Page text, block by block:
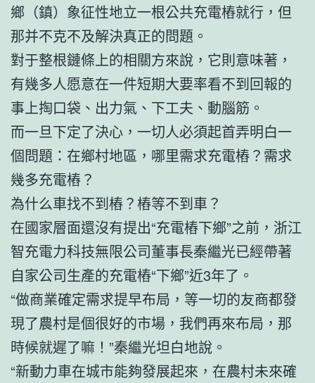
鄉（鎮）象征性地立一根公共充電樁就行，但
那并不克不及解決真正的問題。
對于整根鏈條上的相關方來說，它則意味著，
有幾多人愿意在一件短期大要率看不到回報的
事上掏口袋、出力氣、下工夫、動腦筋。
而一旦下定了決心，一切人必須起首弄明白一
個問題：在鄉村地區，哪里需求充電樁？需求
幾多充電樁？
為什么車找不到樁？樁等不到車？
在國家層面還沒有提出“充電樁下鄉”之前，浙江
智充電力科技無限公司董事長秦繼光已經帶著
自家公司生產的充電樁“下鄉”近3年了。
“做商業確定需求提早布局，等一切的友商都發
現了農村是個很好的市場，我們再來布局，那
時候就遲了嘛！”秦繼光坦白地說。
“新動力車在城市能夠發展起來，在農村未來確